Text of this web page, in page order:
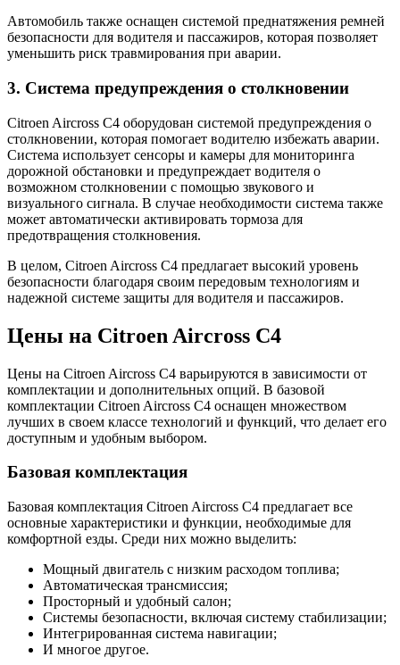
Автомобиль также оснащен системой преднатяжения ремней
безопасности для водителя и пассажиров, которая позволяет
уменьшить риск травмирования при аварии.
3. Система предупреждения о столкновении
Citroen Aircross C4 оборудован системой предупреждения о
столкновении, которая помогает водителю избежать аварии.
Система использует сенсоры и камеры для мониторинга
дорожной обстановки и предупреждает водителя о
возможном столкновении с помощью звукового и
визуального сигнала. В случае необходимости система также
может автоматически активировать тормоза для
предотвращения столкновения.
В целом, Citroen Aircross C4 предлагает высокий уровень
безопасности благодаря своим передовым технологиям и
надежной системе защиты для водителя и пассажиров.
Цены на Citroen Aircross C4
Цены на Citroen Aircross C4 варьируются в зависимости от
комплектации и дополнительных опций. В базовой
комплектации Citroen Aircross C4 оснащен множеством
лучших в своем классе технологий и функций, что делает его
доступным и удобным выбором.
Базовая комплектация
Базовая комплектация Citroen Aircross C4 предлагает все
основные характеристики и функции, необходимые для
комфортной езды. Среди них можно выделить:
Мощный двигатель с низким расходом топлива;
Автоматическая трансмиссия;
Просторный и удобный салон;
Системы безопасности, включая систему стабилизации;
Интегрированная система навигации;
И многое другое.